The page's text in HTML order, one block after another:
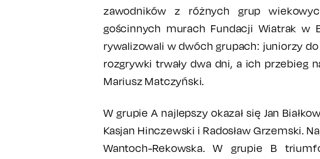
zawodników z różnych grup
gościnnych murach Fundacji Wiatrak w
rywalizowali w dwóch grupach: juniorzy do
rozgrywki trwały dwa dni, a ich przebieg
Mariusz Matczyński.
W grupie A najlepszy okazał się Jan
Kasjan Hinczewski i Radosław Grzemski.
Wantoch-Rekowska. W grupie B